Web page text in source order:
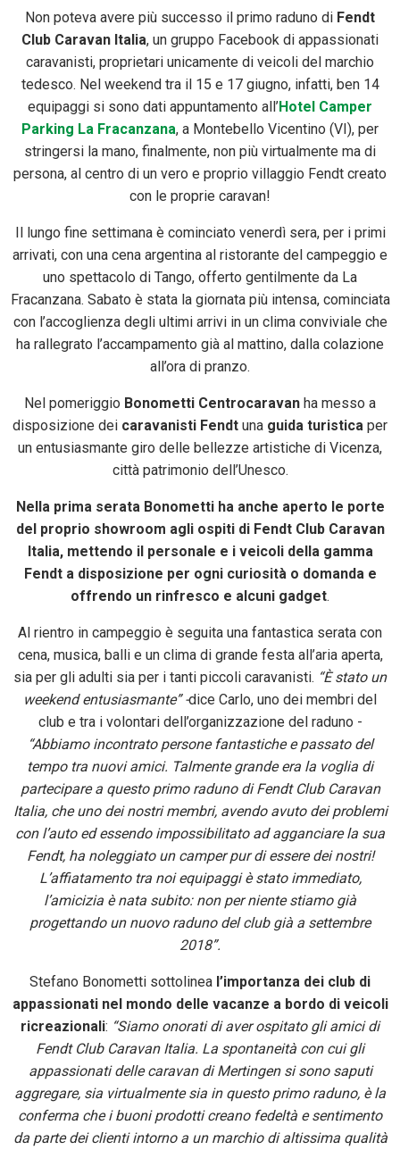
Non poteva avere più successo il primo raduno di Fendt
Club Caravan Italia, un gruppo Facebook di appassionati
caravanisti, proprietari unicamente di veicoli del marchio
tedesco. Nel weekend tra il 15 e 17 giugno, infatti, ben 14
equipaggi si sono dati appuntamento all’Hotel Camper
Parking La Fracanzana, a Montebello Vicentino (VI), per
stringersi la mano, finalmente, non più virtualmente ma di
persona, al centro di un vero e proprio villaggio Fendt creato
con le proprie caravan!
Il lungo fine settimana è cominciato venerdì sera, per i primi
arrivati, con una cena argentina al ristorante del campeggio e
uno spettacolo di Tango, offerto gentilmente da La
Fracanzana. Sabato è stata la giornata più intensa, cominciata
con l’accoglienza degli ultimi arrivi in un clima conviviale che
ha rallegrato l’accampamento già al mattino, dalla colazione
all’ora di pranzo.
Nel pomeriggio Bonometti Centrocaravan ha messo a
disposizione dei caravanisti Fendt una guida turistica per
un entusiasmante giro delle bellezze artistiche di Vicenza,
città patrimonio dell’Unesco.
Nella prima serata Bonometti ha anche aperto le porte
del proprio showroom agli ospiti di Fendt Club Caravan
Italia, mettendo il personale e i veicoli della gamma
Fendt a disposizione per ogni curiosità o domanda e
offrendo un rinfresco e alcuni gadget.
Al rientro in campeggio è seguita una fantastica serata con
cena, musica, balli e un clima di grande festa all’aria aperta,
sia per gli adulti sia per i tanti piccoli caravanisti. “È stato un
weekend entusiasmante” -dice Carlo, uno dei membri del
club e tra i volontari dell’organizzazione del raduno -
“Abbiamo incontrato persone fantastiche e passato del
tempo tra nuovi amici. Talmente grande era la voglia di
partecipare a questo primo raduno di Fendt Club Caravan
Italia, che uno dei nostri membri, avendo avuto dei problemi
con l’auto ed essendo impossibilitato ad agganciare la sua
Fendt, ha noleggiato un camper pur di essere dei nostri!
L’affiatamento tra noi equipaggi è stato immediato,
l’amicizia è nata subito: non per niente stiamo già
progettando un nuovo raduno del club già a settembre
2018”.
Stefano Bonometti sottolinea l’importanza dei club di
appassionati nel mondo delle vacanze a bordo di veicoli
ricreazionali: “Siamo onorati di aver ospitato gli amici di
Fendt Club Caravan Italia. La spontaneità con cui gli
appassionati delle caravan di Mertingen si sono saputi
aggregare, sia virtualmente sia in questo primo raduno, è la
conferma che i buoni prodotti creano fedeltà e sentimento
da parte dei clienti intorno a un marchio di altissima qualità